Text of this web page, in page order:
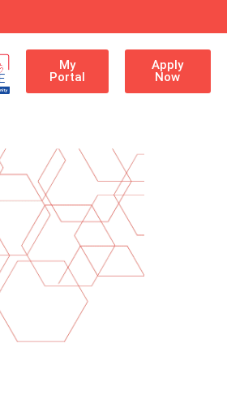
My
Portal
Apply
Now